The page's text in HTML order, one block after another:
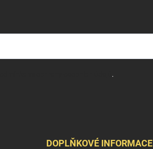
.
DOPLŇKOVÉ INFORMACE